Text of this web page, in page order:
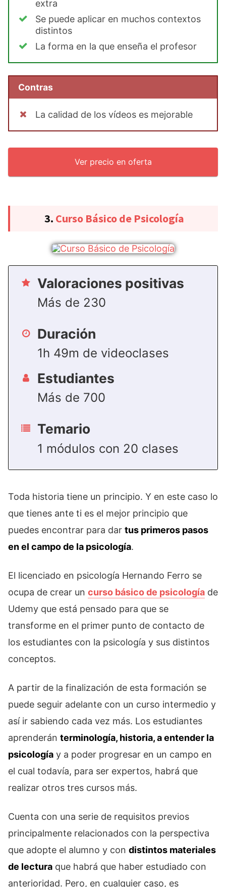
extra
Se puede aplicar en muchos contextos
distintos
La forma en la que enseña el profesor
Contras
La calidad de los vídeos es mejorable
Ver precio en oferta
3. Curso Básico de Psicología
Valoraciones positivas
Más de 230
Duración
1h 49m de videoclases
Estudiantes
Más de 700
Temario
1 módulos con 20 clases
Toda historia tiene un principio. Y en este caso lo
que tienes ante ti es el mejor principio que
puedes encontrar para dar tus primeros pasos
en el campo de la psicología.
El licenciado en psicología Hernando Ferro se
ocupa de crear un curso básico de psicología de
Udemy que está pensado para que se
transforme en el primer punto de contacto de
los estudiantes con la psicología y sus distintos
conceptos.
A partir de la finalización de esta formación se
puede seguir adelante con un curso intermedio y
así ir sabiendo cada vez más. Los estudiantes
aprenderán terminología, historia, a entender la
psicología y a poder progresar en un campo en
el cual todavía, para ser expertos, habrá que
realizar otros tres cursos más.
Cuenta con una serie de requisitos previos
principalmente relacionados con la perspectiva
que adopte el alumno y con distintos materiales
de lectura que habrá que haber estudiado con
anterioridad. Pero, en cualquier caso, es